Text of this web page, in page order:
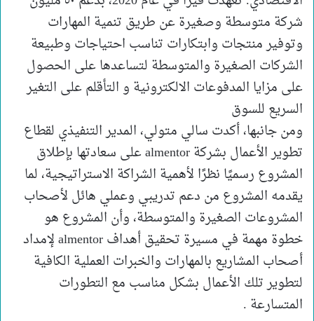
شركة متوسطة وصغيرة عن طريق تنمية المهارات
وتوفير منتجات وابتكارات تناسب احتياجات وطبيعة
الشركات الصغيرة والمتوسطة لتساعدها على الحصول
على مزايا المدفوعات الالكترونية و التأقلم على التغير
السريع للسوق
ومن جانبها، أكدت سالي متولي، المدير التنفيذي لقطاع
تطوير الأعمال بشركة almentor على سعادتها بإطلاق
المشروع رسميًا نظرًا لأهمية الشراكة الاستراتيجية، لما
يقدمه المشروع من دعم تدريبي وعملي هائل لأصحاب
المشروعات الصغيرة والمتوسطة، وأن المشروع هو
خطوة مهمة في مسيرة تحقيق أهداف almentor لإمداد
أصحاب المشاريع بالمهارات والخبرات العملية الكافية
لتطوير تلك الأعمال بشكل مناسب مع التطورات
المتسارعة .